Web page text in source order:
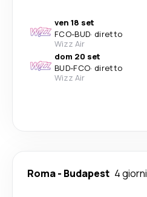
ven 18 set
FCO-BUD· diretto
Wizz Air
dom 20 set
BUD-FCO· diretto
Wizz Air
Roma- Budapest 4 giorni